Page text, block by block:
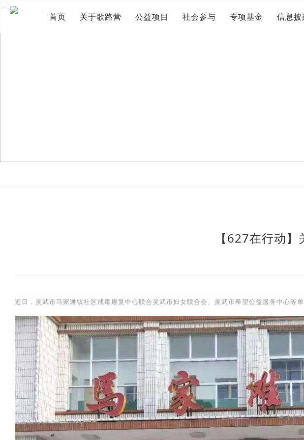
首页 关于歌路营 公益项目 社会参与 专项基金 信息披
【627在行动
近日，灵武市马家滩镇社区戒毒康复中心联合灵武市妇女联合会、灵武市希望公益服务中心等